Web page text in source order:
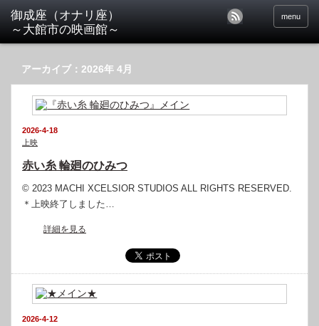
menu
アーカイブ：2026年 4月
2026-4-18
上映
赤い糸 輪廻のひみつ
© 2023 MACHI XCELSIOR STUDIOS ALL RIGHTS RESERVED.
＊上映終了しました…
詳細を見る
2026-4-12